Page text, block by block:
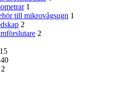
1
till mikrovågsugn 1
2
2
15
2